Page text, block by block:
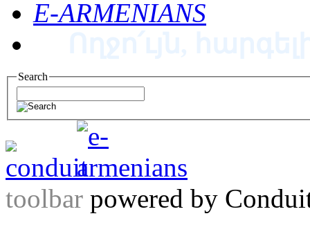
E-ARMENIANS
Search
toolbar powered by